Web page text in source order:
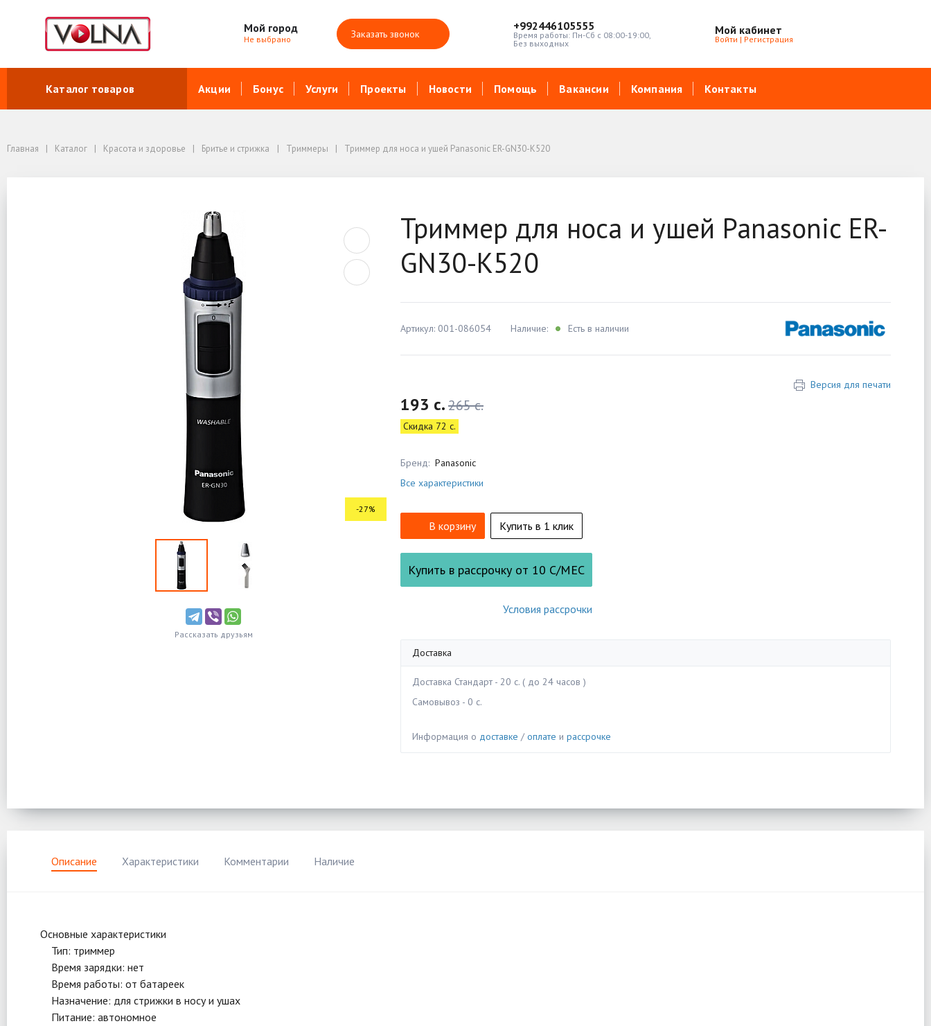
Мой город
Не выбрано Заказать звонок
+992446105555
Время работы: Пн-Сб с 08:00-19:00,
Без выходных
Мой кабинет
Войти | Регистрация
Каталог товаров Акции Бонус Услуги Проекты Новости Помощь Вакансии Компания Контакты
Главная Каталог Красота и здоровье Бритье и стрижка Триммеры Триммер для носа и ушей Panasonic ER-GN30-K520
-27%
Рассказать друзьям
Триммер для носа и ушей Panasonic ER-
GN30-K520
Артикул: 001-086054 Наличие: Есть в наличии
Версия для печати
193 c.265 c.
Скидка 72 c.
Бренд: Panasonic
Все характеристики
В корзину Купить в 1 клик
Купить в рассрочку от 10 С/МЕС
Условия рассрочки
Доставка
Доставка Стандарт - 20 c. ( до 24 часов )
Самовывоз - 0 c.
Информация о доставке /оплате и рассрочке
Описание Характеристики Комментарии Наличие
Основные характеристики
Тип: триммер
Время зарядки: нет
Время работы: от батареек
Назначение: для стрижки в носу и ушах
Питание: автономное